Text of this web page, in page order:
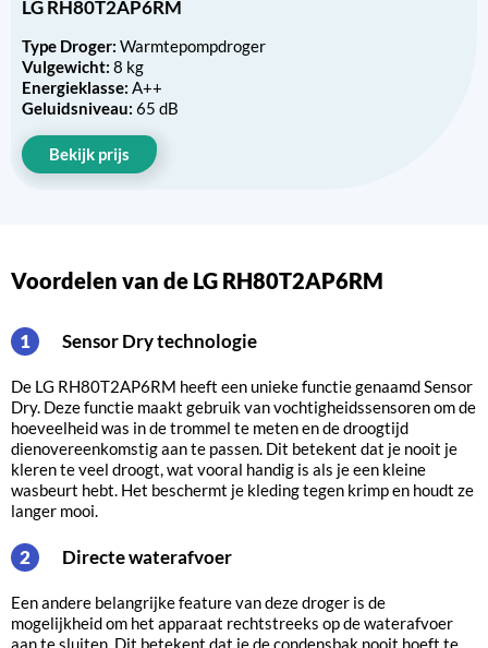
LG RH80T2AP6RM
Type Droger: Warmtepompdroger
Vulgewicht: 8 kg
Energieklasse: A++
Geluidsniveau: 65 dB
Bekijk prijs
Voordelen van de LG RH80T2AP6RM
1 Sensor Dry technologie
De LG RH80T2AP6RM heeft een unieke functie genaamd Sensor
Dry. Deze functie maakt gebruik van vochtigheidssensoren om de
hoeveelheid was in de trommel te meten en de droogtijd
dienovereenkomstig aan te passen. Dit betekent dat je nooit je
kleren te veel droogt, wat vooral handig is als je een kleine
wasbeurt hebt. Het beschermt je kleding tegen krimp en houdt ze
langer mooi.
2 Directe waterafvoer
Een andere belangrijke feature van deze droger is de
mogelijkheid om het apparaat rechtstreeks op de waterafvoer
aan te sluiten. Dit betekent dat je de condensbak nooit hoeft te